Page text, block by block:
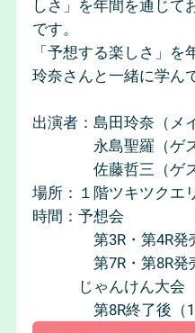
しさ」を年間を通じて
です。
「予想する楽しさ」
玲奈さんと一緒に学ん
出演者：島田玲奈（メ
永島聖羅（ゲス
佐藤哲三（ゲス
場所：１階ツキツクエ
時間：予想会
第3R・第4R発売
第7R・第8R発売
じゃんけん大会
第8R終了後（14